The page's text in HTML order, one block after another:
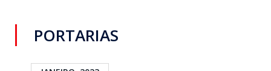
PORTARIAS